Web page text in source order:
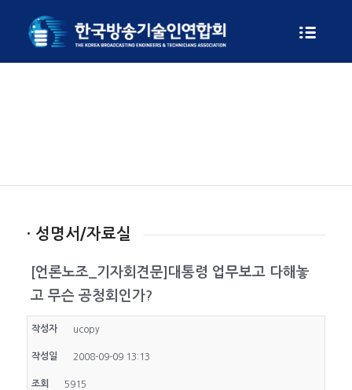
· 성명서/자료실
[언론노조_기자회견문]대통령 업무보고 다해놓
고 무슨 공청회인가?
작성자 ucopy
작성일 2008-09-09 13:13
조회 5915